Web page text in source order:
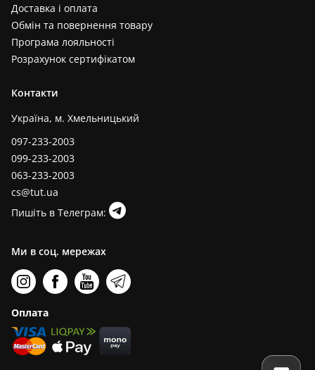
Доставка і оплата
Обмін та повернення товару
Програма лояльності
Розрахунок сертифікатом
Контакти
Україна, м. Хмельницький
097-233-2003
099-233-2003
063-233-2003
cs@tut.ua
Пишіть в Телеграм:
Ми в соц. мережах
Оплата